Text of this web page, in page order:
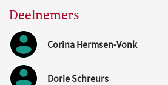
Deelnemers
Corina Hermsen-Vonk
Dorie Schreurs